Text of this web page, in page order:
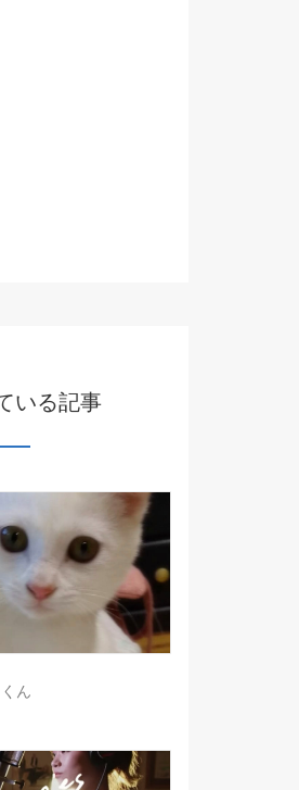
いる記事
ん